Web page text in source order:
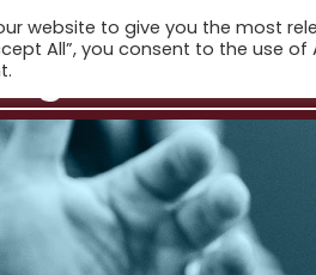
website to give you the most
All”, you consent to the use